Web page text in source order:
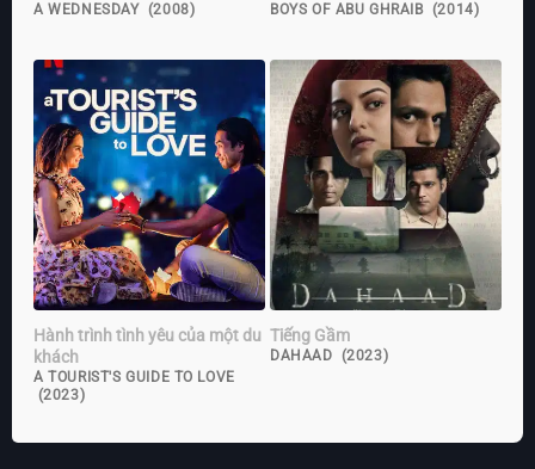
A WEDNESDAY (2008) BOYS OF ABU GHRAIB (2014)
Hành trình tình yêu của một du
khách
A TOURIST'S GUIDE TO LOVE
(2023)
Tiếng Gầm
DAHAAD (2023)